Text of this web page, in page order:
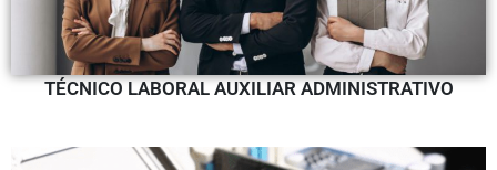
TÉCNICO LABORAL AUXILIAR ADMINISTRATIVO